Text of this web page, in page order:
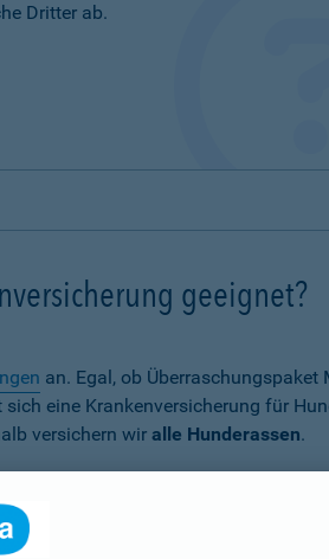
Dritter ab.
geeignet?
an. Egal, ob
eine Krankenversicherung für
versichern wir alle Hunderassen.